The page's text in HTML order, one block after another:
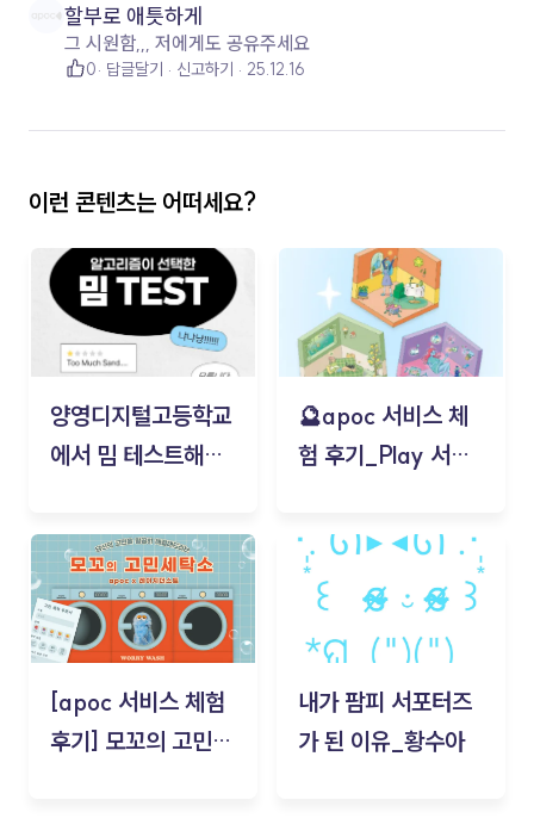
할부로 애틋하게
그 시원함,,, 저에게도 공유주세요
0 답글달기 신고하기 25.12.16
이런 콘텐츠는 어떠세요?
양영디지털고등학교
에서 밈 테스트해보
🔮apoc 서비스 체
험 후기_Play 서비
김태현
[apoc 서비스 체험
후기] 모꼬의 고민세
내가 팜피 서포터즈
가 된 이유_황수아